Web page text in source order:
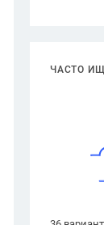
ЧАСТО